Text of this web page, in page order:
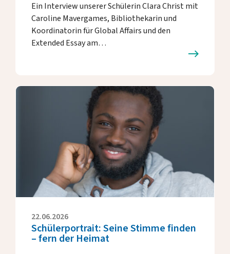
Ein Interview unserer Schülerin Clara Christ mit
Caroline Mavergames, Bibliothekarin und
Koordinatorin für Global Affairs und den
Extended Essay am…
22.06.2026
Schülerportrait: Seine Stimme finden
– fern der Heimat